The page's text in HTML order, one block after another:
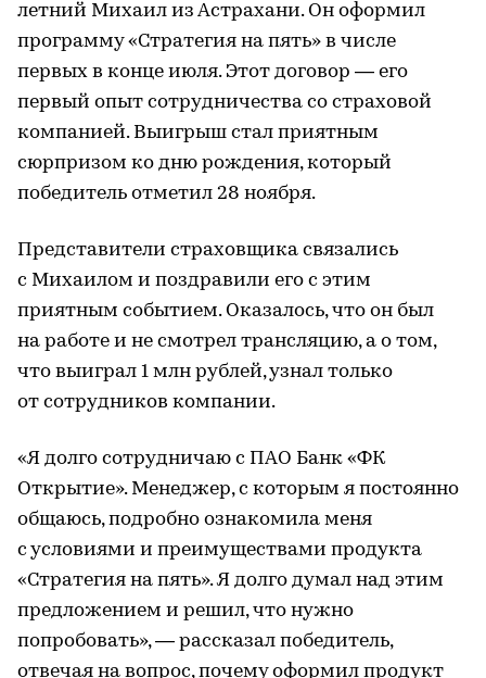
летний Михаил из Астрахани. Он оформил
программу «Стратегия на пять» в числе
первых в конце июля. Этот договор — его
первый опыт сотрудничества со страховой
компанией. Выигрыш стал приятным
сюрпризом ко дню рождения, который
победитель отметил 28 ноября.
Представители страховщика связались
с Михаилом и поздравили его с этим
приятным событием. Оказалось, что он был
на работе и не смотрел трансляцию, а о том,
что выиграл 1 млн рублей, узнал только
от сотрудников компании.
«Я долго сотрудничаю с ПАО Банк «ФК
Открытие». Менеджер, с которым я постоянно
общаюсь, подробно ознакомила меня
с условиями и преимуществами продукта
«Стратегия на пять». Я долго думал над этим
предложением и решил, что нужно
попробовать», — рассказал победитель,
отвечая на вопрос, почему оформил продукт